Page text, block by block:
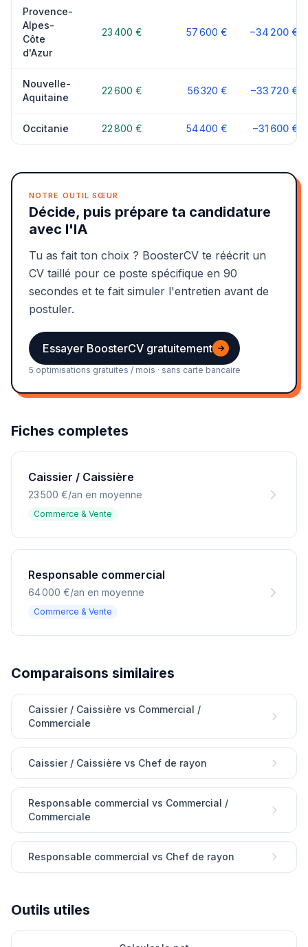
Provence-
Alpes-
Côte
d'Azur
23 400 € 57 600 € −34 200 €
Nouvelle-
Aquitaine
22 600 € 56 320 € −33 720 €
Occitanie 22 800 € 54 400 € −31 600 €
NOTRE OUTIL SŒUR
Décide, puis prépare ta candidature
avec l'IA
Tu as fait ton choix ? BoosterCV te réécrit un
CV taillé pour ce poste spécifique en 90
secondes et te fait simuler l'entretien avant de
postuler.
Essayer BoosterCV gratuitement →
5 optimisations gratuites / mois · sans carte bancaire
Fiches completes
Caissier / Caissière
23 500 €/an en moyenne
Commerce & Vente
Responsable commercial
64 000 €/an en moyenne
Commerce & Vente
Comparaisons similaires
Caissier / Caissière vs Commercial /
Commerciale
Caissier / Caissière vs Chef de rayon
Responsable commercial vs Commercial /
Commerciale
Responsable commercial vs Chef de rayon
Outils utiles